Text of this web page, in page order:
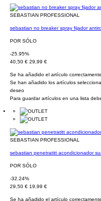
SEBASTIAN PROFESSIONAL
sebastian no breaker spray fijador
POR SÓLO
-25.95%
40,50 € 29,99 €
Se ha añadido el artículo
Se han añadido los artículos
deseo
Para guardar artículos en una lista
SEBASTIAN PROFESSIONAL
sebastian penetratitt acondicionador
POR SÓLO
-32.24%
29,50 € 19,99 €
Se ha añadido el artículo